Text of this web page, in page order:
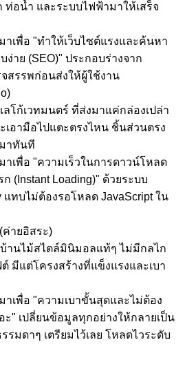
ท่อน้ำ และระบบไฟฟ้ามาให้เสร็จ
าเพื่อ "ทำให้เว็บไซต์แรงและค้นหา
ง่าย (SEO)" ประกอบร่างจาก
จสรรพก่อนส่งให้ผู้ใช้งาน
เลโก้เวทมนตร์ ที่ส่งมาแค่กล่องเปล่า
อามือไปแตะตรงไหน ชิ้นส่วนตรง
าทันที
าเพื่อ "ความเร็วในการดาวน์โหลด
(Instant Loading)" ด้วยระบบ
แทบไม่ต้องรอโหลด JavaScript ใน
(ค่ายอิสระ)
บ้านไม้สไตล์มินิมอลแท้ๆ ไม่มีกลไก
มีแต่โครงสร้างที่แข็งแรงและเบา
าเพื่อ "ความเบาขั้นสุดและไม่ต้อง
ะ" เปลี่ยนข้อมูลทุกอย่างให้กลายเป็น
รมดาๆ เตรียมไว้เลย โหลดไวระดับ